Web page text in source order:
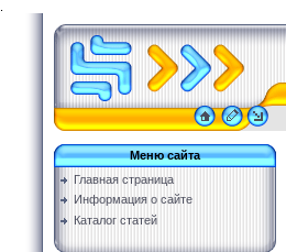
Меню сайта
Главная страница
Информация о сайте
Каталог статей